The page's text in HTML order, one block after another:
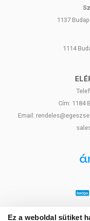
Ez a weboldal sütiket
1137
1114
Cím: 1184
Email: